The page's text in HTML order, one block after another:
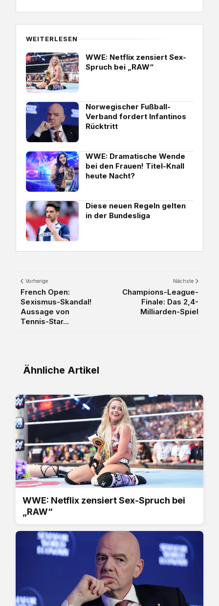
WEITERLESEN
WWE: Netflix zensiert Sex-
Spruch bei „RAW“
Norwegischer Fußball-
Verband fordert Infantinos
Rücktritt
WWE: Dramatische Wende
bei den Frauen! Titel-Knall
heute Nacht?
Diese neuen Regeln gelten
in der Bundesliga
Vorherige
French Open:
Sexismus-Skandal!
Aussage von
Tennis-Star...
Nächste
Champions-League-
Finale: Das 2,4-
Milliarden-Spiel
Ähnliche Artikel
WWE: Netflix zensiert Sex-Spruch bei
„RAW“